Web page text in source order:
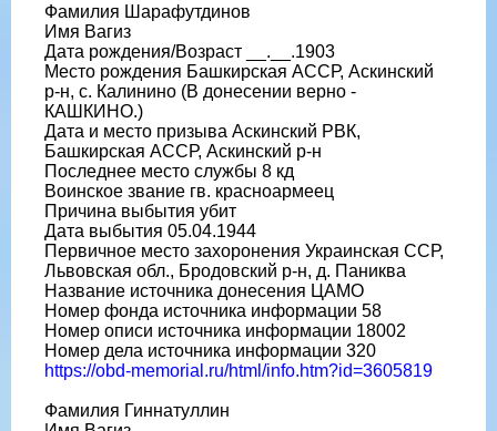
Фамилия Шарафутдинов
Имя Вагиз
Дата рождения/Возраст __.__.1903
Место рождения Башкирская АССР, Аскинский
р-н, с. Калинино (В донесении верно -
КАШКИНО.)
Дата и место призыва Аскинский РВК,
Башкирская АССР, Аскинский р-н
Последнее место службы 8 кд
Воинское звание гв. красноармеец
Причина выбытия убит
Дата выбытия 05.04.1944
Первичное место захоронения Украинская ССР,
Львовская обл., Бродовский р-н, д. Паниква
Название источника донесения ЦАМО
Номер фонда источника информации 58
Номер описи источника информации 18002
Номер дела источника информации 320
https://obd-memorial.ru/html/info.htm?id=3605819
Фамилия Гиннатуллин